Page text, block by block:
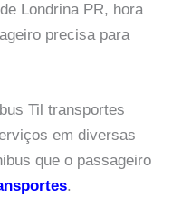
Londrina PR, hora
precisa para
Til transportes
em diversas
que o passageiro
.